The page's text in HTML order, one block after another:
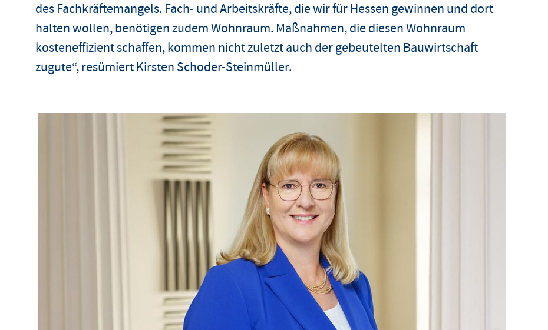
des Fachkräftemangels. Fach- und Arbeitskräfte, die wir für Hessen gewinnen und dort
halten wollen, benötigen zudem Wohnraum. Maßnahmen, die diesen Wohnraum
kosteneffizient schaffen, kommen nicht zuletzt auch der gebeutelten Bauwirtschaft
zugute“, resümiert Kirsten Schoder-Steinmüller.